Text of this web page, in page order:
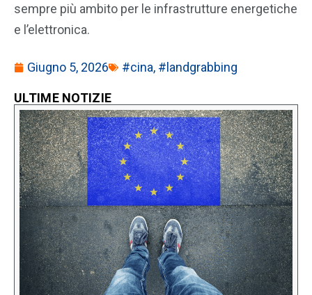
sempre più ambito per le infrastrutture energetiche
e l’elettronica.
Giugno 5, 2026 #cina, #landgrabbing
ULTIME NOTIZIE